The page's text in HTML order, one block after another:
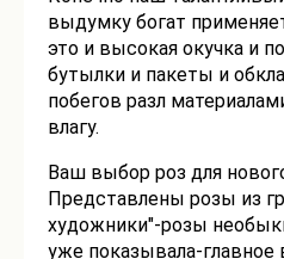
выдумку богат
это и высокая окучка и
бутылки и пакеты и
побегов разл
влагу.
Ваш выбор роз для
Представлены розы из
художники"-розы
уже показывала-главное